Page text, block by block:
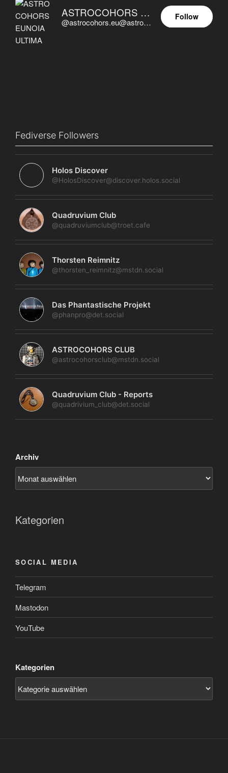
ASTROCOHORS EUNOIA ULTIMA
@astrocohors.eu@astrocohors.eu
Follow
Fediverse Followers
Holos Discover
@HolosDiscover@discover.holos.social
Quadruvium Club
@quadruviumclub@troet.cafe
Thorsten Reimnitz
@thorsten_reimnitz@mstdn.social
Das Phantastische Projekt
@phanpro@det.social
ASTROCOHORS CLUB
@astrocohorsclub@mstdn.social
Quadruvium Club - Reports
@quadrivium_club@det.social
Archiv
Kategorien
SOCIAL MEDIA
Telegram
Mastodon
YouTube
Kategorien